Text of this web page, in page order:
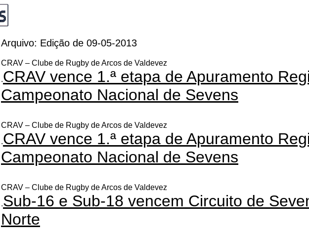
Arquivo: Edição de 09-05-2013
CRAV – Clube de Rugby de Arcos de Valdevez
.CRAV vence 1.ª etapa de Apuramento
Campeonato Nacional de Sevens
CRAV – Clube de Rugby de Arcos de Valdevez
.CRAV vence 1.ª etapa de Apuramento
Campeonato Nacional de Sevens
CRAV – Clube de Rugby de Arcos de Valdevez
.Sub-16 e Sub-18 vencem Circuito de
Norte